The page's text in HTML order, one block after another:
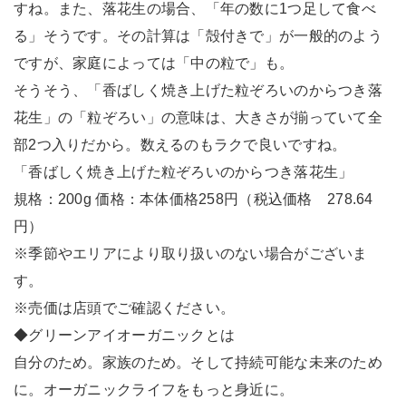
すね。また、落花生の場合、「年の数に1つ足して食べ
る」そうです。その計算は「殻付きで」が一般的のよう
ですが、家庭によっては「中の粒で」も。
そうそう、「香ばしく焼き上げた粒ぞろいのからつき落
花生」の「粒ぞろい」の意味は、大きさが揃っていて全
部2つ入りだから。数えるのもラクで良いですね。
「香ばしく焼き上げた粒ぞろいのからつき落花生」
規格：200g 価格：本体価格258円（税込価格 278.64
円）
※季節やエリアにより取り扱いのない場合がございま
す。
※売価は店頭でご確認ください。
◆グリーンアイオーガニックとは
自分のため。家族のため。そして持続可能な未来のため
に。オーガニックライフをもっと身近に。